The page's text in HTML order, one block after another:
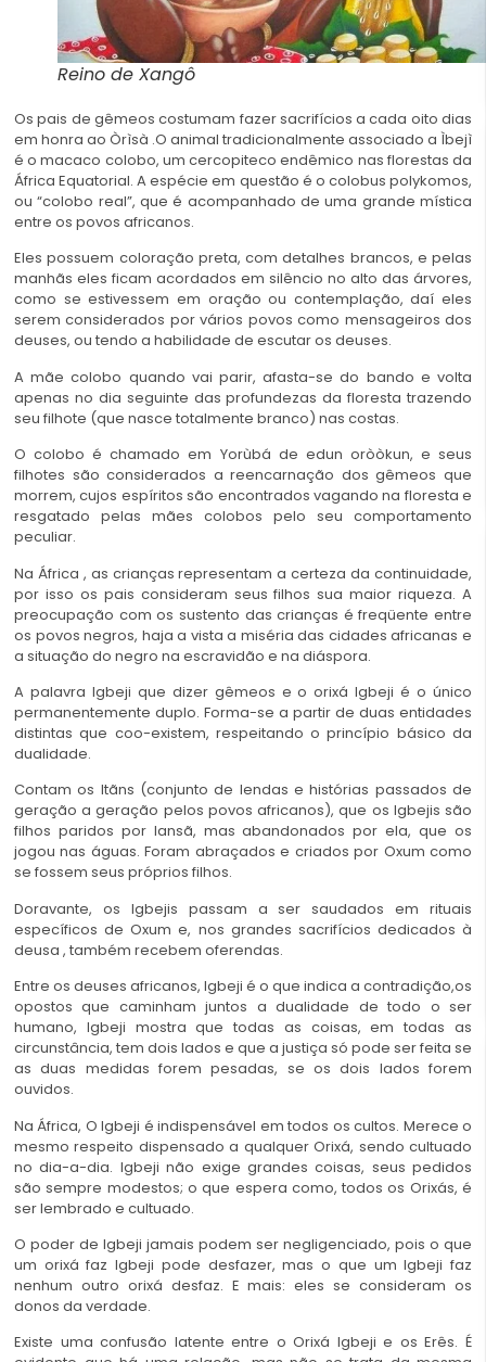
Reino de Xangô
Os pais de gêmeos costumam fazer sacrifícios a cada oito dias
em honra ao Òrìsà .O animal tradicionalmente associado a Ìbejì
é o macaco colobo, um cercopiteco endêmico nas florestas da
África Equatorial. A espécie em questão é o colobus polykomos,
ou “colobo real”, que é acompanhado de uma grande mística
entre os povos africanos.
Eles possuem coloração preta, com detalhes brancos, e pelas
manhãs eles ficam acordados em silêncio no alto das árvores,
como se estivessem em oração ou contemplação, daí eles
serem considerados por vários povos como mensageiros dos
deuses, ou tendo a habilidade de escutar os deuses.
A mãe colobo quando vai parir, afasta-se do bando e volta
apenas no dia seguinte das profundezas da floresta trazendo
seu filhote (que nasce totalmente branco) nas costas.
O colobo é chamado em Yorùbá de edun oròòkun, e seus
filhotes são considerados a reencarnação dos gêmeos que
morrem, cujos espíritos são encontrados vagando na floresta e
resgatado pelas mães colobos pelo seu comportamento
peculiar.
Na África , as crianças representam a certeza da continuidade,
por isso os pais consideram seus filhos sua maior riqueza. A
preocupação com os sustento das crianças é freqüente entre
os povos negros, haja a vista a miséria das cidades africanas e
a situação do negro na escravidão e na diáspora.
A palavra Igbeji que dizer gêmeos e o orixá Igbeji é o único
permanentemente duplo. Forma-se a partir de duas entidades
distintas que coo-existem, respeitando o princípio básico da
dualidade.
Contam os Itãns (conjunto de lendas ehistórias passados de
geração a geração pelos povos africanos), que os Igbejis são
filhos paridos por Iansã, mas abandonados por ela, que os
jogou nas águas. Foram abraçados e criados por Oxum como
se fossem seus próprios filhos.
Doravante, os Igbejis passam a ser saudados em rituais
específicos de Oxum e, nos grandes sacrifícios dedicados à
deusa , também recebem oferendas.
Entre os deuses africanos, Igbeji é o que indica a contradição,os
opostos que caminham juntos a dualidade de todo o ser
humano, Igbeji mostra que todas as coisas, em todas as
circunstância, tem dois lados e que a justiça só pode ser feita se
as duas medidas forem pesadas, se os dois lados forem
ouvidos.
Na África, O Igbeji é indispensável em todos os cultos. Merece o
mesmo respeito dispensado a qualquer Orixá, sendo cultuado
no dia-a-dia. Igbeji não exige grandes coisas, seus pedidos
são sempre modestos; o que espera como, todos os Orixás, é
ser lembrado e cultuado.
O poder de Igbeji jamais podem ser negligenciado, pois o que
um orixá faz Igbeji pode desfazer, mas o que um Igbeji faz
nenhum outro orixá desfaz. E mais: eles se consideram os
donos da verdade.
Existe uma confusão latente entre o Orixá Igbeji e os Erês. É